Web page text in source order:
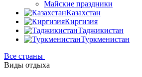
Майские праздники
Казахстан
Киргизия
Таджикистан
Туркменистан
Все страны
Виды отдыха